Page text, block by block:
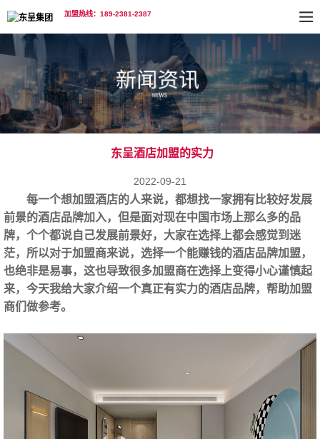
加盟热线：189-2381-2387
东呈酒店加盟的实力
2022-09-21
每一个想加盟酒店的人来说，都想找一家拥有比较好发展
前景的酒店品牌加入，但是面对现在中国市场上那么多的品
牌，个个都说自己发展前景好，大家在选择上都会感觉到迷
茫，所以对于加盟商来说，选择一个能赚钱的酒店品牌加盟，
也绝非是易事，这也导致很多加盟商在选择上变得小心谨慎起
来，今天我给大家介绍一个真正有实力的酒店品牌，帮助加盟
商们做参考。